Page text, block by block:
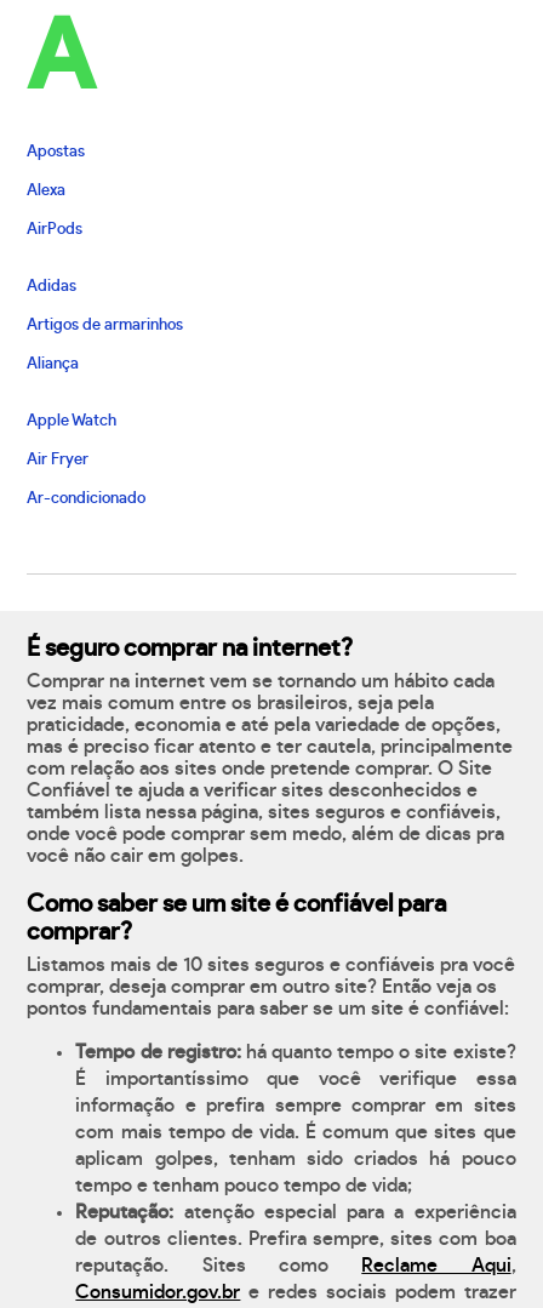
A
Apostas
Alexa
AirPods
Adidas
Artigos de armarinhos
Aliança
Apple Watch
Air Fryer
Ar-condicionado
É seguro comprar na internet?
Comprar na internet vem se tornando um hábito cada
vez mais comum entre os brasileiros, seja pela
praticidade, economia e até pela variedade de opções,
mas é preciso ficar atento e ter cautela, principalmente
com relação aos sites onde pretende comprar. O Site
Confiável te ajuda a verificar sites desconhecidos e
também lista nessa página, sites seguros e confiáveis,
onde você pode comprar sem medo, além de dicas pra
você não cair em golpes.
Como saber se um site é confiável para
comprar?
Listamos mais de 10 sites seguros e confiáveis pra você
comprar, deseja comprar em outro site? Então veja os
pontos fundamentais para saber se um site é confiável:
Tempo de registro:há quanto tempo o site existe?
É importantíssimo que você verifique essa
informação e prefira sempre comprar em sites
com mais tempo de vida. É comum que sites que
aplicam golpes, tenham sido criados há pouco
tempo e tenham pouco tempo de vida;
Reputação: atenção especial para a experiência
de outros clientes. Prefira sempre, sites com boa
reputação. Sites como
Reclame Aqui,
Consumidor.gov.br e redes sociais podem trazer